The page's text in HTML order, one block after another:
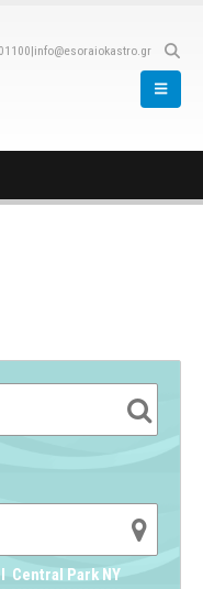
|info@esoraiokastro.gr
Central Park NY